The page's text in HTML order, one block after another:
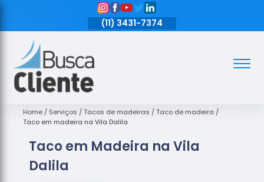
(11) 3431-7374
Assoalhos
de Madeira
Madeira
Empresas
Home Serviços Tacos de madeiras
Taco de madeira
Taco em madeira na Vila Dalila
Taco em Madeira na Vila
Dalila